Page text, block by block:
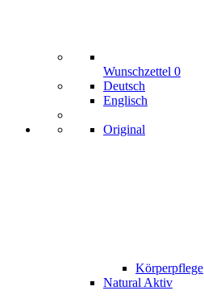
Wunschzettel 0
Deutsch
Englisch
Original
Körperpflege
Natural Aktiv